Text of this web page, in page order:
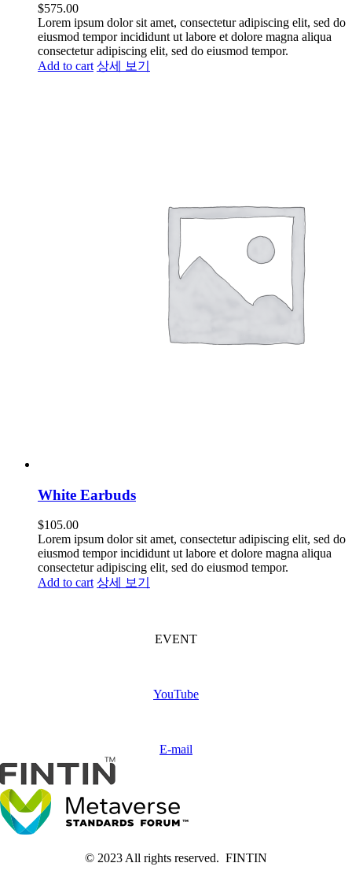
$575.00
Lorem ipsum dolor sit amet, consectetur adipiscing elit, sed do
eiusmod tempor incididunt ut labore et dolore magna aliqua
consectetur adipiscing elit, sed do eiusmod tempor.
Add to cart 상세 보기
White Earbuds
$105.00
Lorem ipsum dolor sit amet, consectetur adipiscing elit, sed do
eiusmod tempor incididunt ut labore et dolore magna aliqua
consectetur adipiscing elit, sed do eiusmod tempor.
Add to cart 상세 보기
EVENT
YouTube
E-mail
© 2023 All rights reserved. FINTIN